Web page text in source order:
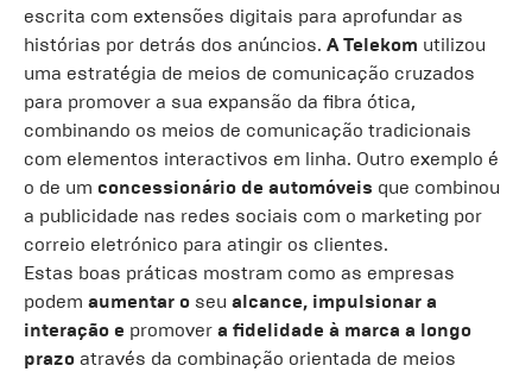
escrita com extensões digitais para aprofundar as
histórias por detrás dos anúncios. A Telekom utilizou
uma estratégia de meios de comunicação cruzados
para promover a sua expansão da fibra ótica,
combinando os meios de comunicação tradicionais
com elementos interactivos em linha. Outro exemplo é
o de um concessionário de automóveis que combinou
a publicidade nas redes sociais com o marketing por
correio eletrónico para atingir os clientes.
Estas boas práticas mostram como as empresas
podem aumentar o seu alcance, impulsionar a
interação e promover a fidelidade à marca a longo
prazo através da combinação orientada de meios